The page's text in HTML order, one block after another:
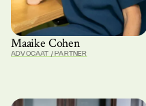
Maaike Cohen
ADVOCAAT / PARTNER